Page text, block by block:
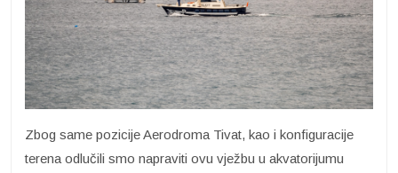
Zbog same pozicije Aerodroma Tivat, kao i konfiguracije
terena odlučili smo napraviti ovu vježbu u akvatorijumu